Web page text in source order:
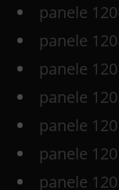
panele
panele
panele
panele
panele
panele
panele